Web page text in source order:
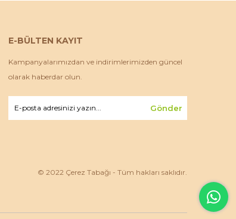
E-BÜLTEN KAYIT
Kampanyalarımızdan ve indirimlerimizden güncel
olarak haberdar olun.
Gönder
© 2022 Çerez Tabağı - Tüm hakları saklıdır.